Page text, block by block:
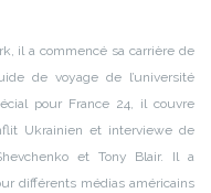
il a commencé sa carrière de
de voyage de l’université
pour France 24, il couvre
Ukrainien et interviewe de
et Tony Blair. Il a
différents médias américains